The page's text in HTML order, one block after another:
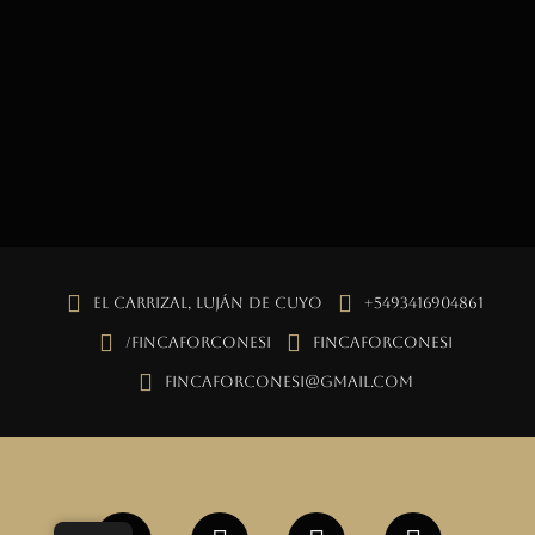
El Carrizal, Luján de Cuyo +5493416904861
/fincaforconesi fincaforconesi
fincaforconesi@gmail.com